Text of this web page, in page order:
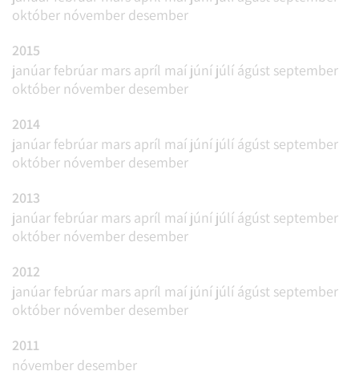
október nóvember desember
2015
janúar febrúar mars apríl maí júní júlí ágúst september
október nóvember desember
2014
janúar febrúar mars apríl maí júní júlí ágúst september
október nóvember desember
2013
janúar febrúar mars apríl maí júní júlí ágúst september
október nóvember desember
2012
janúar febrúar mars apríl maí júní júlí ágúst september
október nóvember desember
2011
nóvember desember